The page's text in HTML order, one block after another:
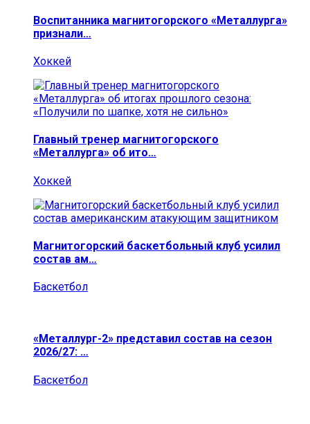
Воспитанника магнитогорского «Металлурга»
признали…
Хоккей
Главный тренер магнитогорского
«Металлурга» об ито…
Хоккей
Магнитогорский баскетбольный клуб усилил
состав ам…
Баскетбол
«Металлург-2» представил состав на сезон
2026/27: …
Баскетбол